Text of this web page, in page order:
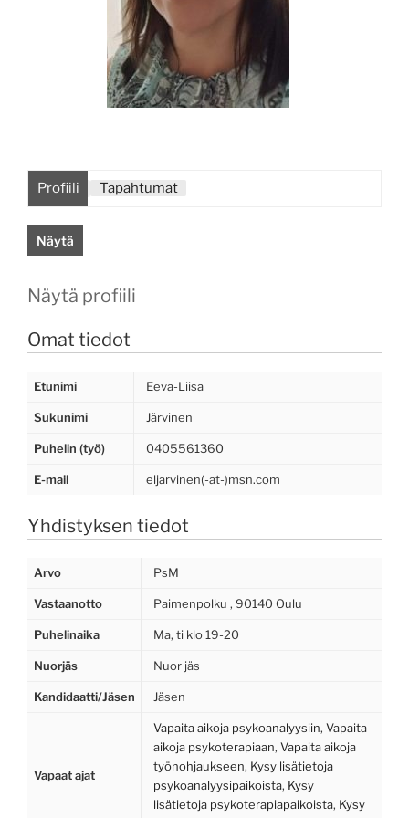
Profiili Tapahtumat
Näytä
Näytä profiili
Omat tiedot
Etunimi Eeva-Liisa
Sukunimi Järvinen
Puhelin (työ) 0405561360
E-mail eljarvinen(-at-)msn.com
Yhdistyksen tiedot
Arvo PsM
Vastaanotto Paimenpolku , 90140 Oulu
Puhelinaika Ma, ti klo 19-20
Nuorjäs Nuor jäs
Kandidaatti/Jäsen Jäsen
Vapaat ajat
Vapaita aikoja psykoanalyysiin, Vapaita
aikoja psykoterapiaan, Vapaita aikoja
työnohjaukseen, Kysy lisätietoja
psykoanalyysipaikoista, Kysy
lisätietoja psykoterapiapaikoista, Kysy